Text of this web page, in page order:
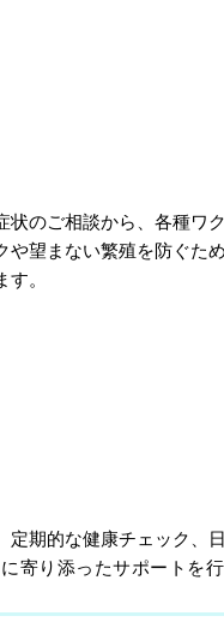
状のご相談から、各種ワ
や望まない繁殖を防ぐた
。
定期的な健康チェック、
寄り添ったサポートを